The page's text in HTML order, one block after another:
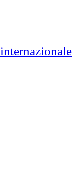
internazionale